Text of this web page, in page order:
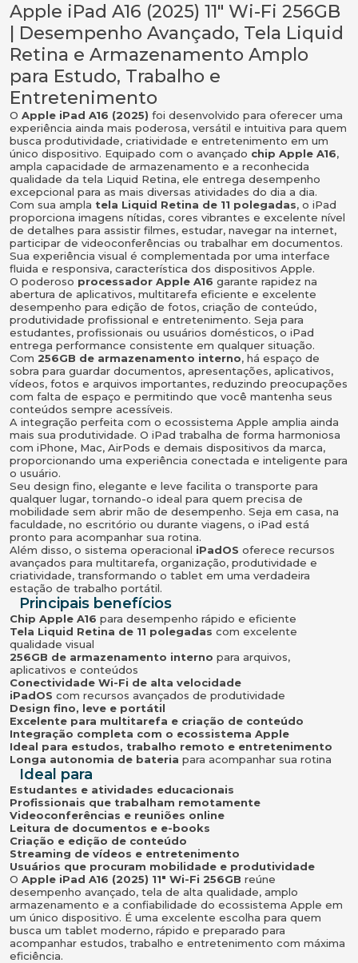
Apple iPad A16 (2025) 11" Wi-Fi 256GB
| Desempenho Avançado, Tela Liquid
Retina e Armazenamento Amplo
para Estudo, Trabalho e
Entretenimento
O Apple iPad A16 (2025) foi desenvolvido para oferecer uma
experiência ainda mais poderosa, versátil e intuitiva para quem
busca produtividade, criatividade e entretenimento em um
único dispositivo. Equipado com o avançado chip Apple A16,
ampla capacidade de armazenamento e a reconhecida
qualidade da tela Liquid Retina, ele entrega desempenho
excepcional para as mais diversas atividades do dia a dia.
Com sua ampla tela Liquid Retina de 11 polegadas, o iPad
proporciona imagens nítidas, cores vibrantes e excelente nível
de detalhes para assistir filmes, estudar, navegar na internet,
participar de videoconferências ou trabalhar em documentos.
Sua experiência visual é complementada por uma interface
fluida e responsiva, característica dos dispositivos Apple.
O poderoso processador Apple A16 garante rapidez na
abertura de aplicativos, multitarefa eficiente e excelente
desempenho para edição de fotos, criação de conteúdo,
produtividade profissional e entretenimento. Seja para
estudantes, profissionais ou usuários domésticos, o iPad
entrega performance consistente em qualquer situação.
Com 256GB de armazenamento interno, há espaço de
sobra para guardar documentos, apresentações, aplicativos,
vídeos, fotos e arquivos importantes, reduzindo preocupações
com falta de espaço e permitindo que você mantenha seus
conteúdos sempre acessíveis.
A integração perfeita com o ecossistema Apple amplia ainda
mais sua produtividade. O iPad trabalha de forma harmoniosa
com iPhone, Mac, AirPods e demais dispositivos da marca,
proporcionando uma experiência conectada e inteligente para
o usuário.
Seu design fino, elegante e leve facilita o transporte para
qualquer lugar, tornando-o ideal para quem precisa de
mobilidade sem abrir mão de desempenho. Seja em casa, na
faculdade, no escritório ou durante viagens, o iPad está
pronto para acompanhar sua rotina.
Além disso, o sistema operacional iPadOS oferece recursos
avançados para multitarefa, organização, produtividade e
criatividade, transformando o tablet em uma verdadeira
estação de trabalho portátil.
Principais benefícios
Chip Apple A16 para desempenho rápido e eficiente
Tela Liquid Retina de 11 polegadas com excelente
qualidade visual
256GB de armazenamento interno para arquivos,
aplicativos e conteúdos
Conectividade Wi-Fi de alta velocidade
iPadOS com recursos avançados de produtividade
Design fino, leve e portátil
Excelente para multitarefa e criação de conteúdo
Integração completa com o ecossistema Apple
Ideal para estudos, trabalho remoto e entretenimento
Longa autonomia de bateria para acompanhar sua rotina
Ideal para
Estudantes e atividades educacionais
Profissionais que trabalham remotamente
Videoconferências e reuniões online
Leitura de documentos e e-books
Criação e edição de conteúdo
Streaming de vídeos e entretenimento
Usuários que procuram mobilidade e produtividade
O Apple iPad A16 (2025) 11" Wi-Fi 256GB reúne
desempenho avançado, tela de alta qualidade, amplo
armazenamento e a confiabilidade do ecossistema Apple em
um único dispositivo. É uma excelente escolha para quem
busca um tablet moderno, rápido e preparado para
acompanhar estudos, trabalho e entretenimento com máxima
eficiência.